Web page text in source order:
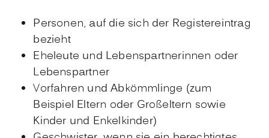
Personen, auf die sich der Registereintrag
bezieht
Eheleute und Lebenspartnerinnen oder
Lebenspartner
Vorfahren und Abkömmlinge (zum
Beispiel Eltern oder Großeltern sowie
Kinder und Enkelkinder)